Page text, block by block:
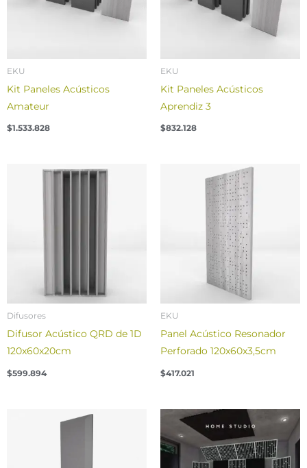
EKU
Kit Paneles Acústicos
Amateur
$1.533.828
EKU
Kit Paneles Acústicos
Aprendiz 3
$832.128
Difusores
Difusor Acústico QRD de 1D
120x60x20cm
$599.894
EKU
Panel Acústico Resonador
Perforado 120x60x3,5cm
$417.021